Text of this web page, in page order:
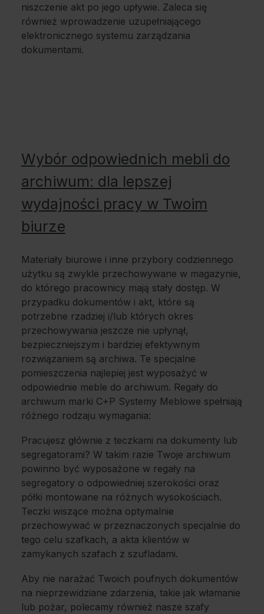
niszczenie akt po jego upływie. Zaleca się
również wprowadzenie uzupełniającego
elektronicznego systemu zarządzania
dokumentami.
Wybór odpowiednich mebli do
archiwum: dla lepszej
wydajności pracy w Twoim
biurze
Materiały biurowe i inne przybory codziennego
użytku są zwykle przechowywane w magazynie,
do którego pracownicy mają stały dostęp. W
przypadku dokumentów i akt, które są
potrzebne rzadziej i/lub których okres
przechowywania jeszcze nie upłynął,
bezpieczniejszym i bardziej efektywnym
rozwiązaniem są archiwa. Te specjalne
pomieszczenia najlepiej jest wyposażyć w
odpowiednie meble do archiwum. Regały do
archiwum marki C+P Systemy Meblowe spełniają
różnego rodzaju wymagania:
Pracujesz głównie z teczkami na dokumenty lub
segregatorami? W takim razie Twoje archiwum
powinno być wyposażone w regały na
segregatory o odpowiedniej szerokości oraz
półki montowane na różnych wysokościach.
Teczki wiszące można optymalnie
przechowywać w przeznaczonych specjalnie do
tego celu szafkach, a akta klientów w
zamykanych szafach z szufladami.
Aby nie narażać Twoich poufnych dokumentów
na nieprzewidziane zdarzenia, takie jak włamanie
lub pożar, polecamy również nasze szafy